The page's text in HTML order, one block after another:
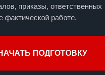
приказы, ответственных
фактической работе.
ПОДГОТОВКУ